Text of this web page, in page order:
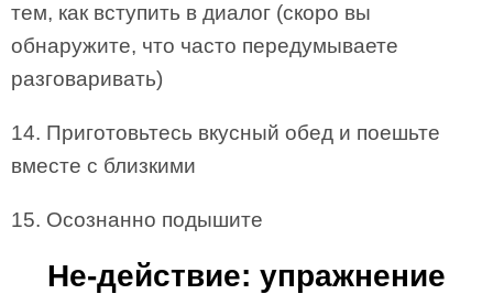
тем, как вступить в диалог (скоро вы
обнаружите, что часто передумываете
разговаривать)
14. Приготовьтесь вкусный обед и поешьте
вместе с близкими
15. Осознанно подышите
Не-действие: упражнение